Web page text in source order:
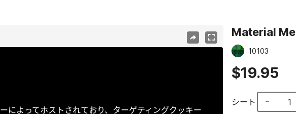
によってホストされており、ターゲティングクッキー
Material
10103
$19.95
シート 1